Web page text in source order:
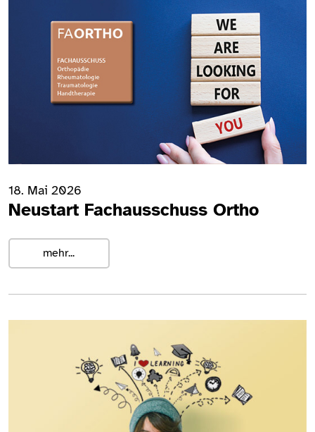
18. Mai 2026
Neustart Fachausschuss Ortho
mehr...